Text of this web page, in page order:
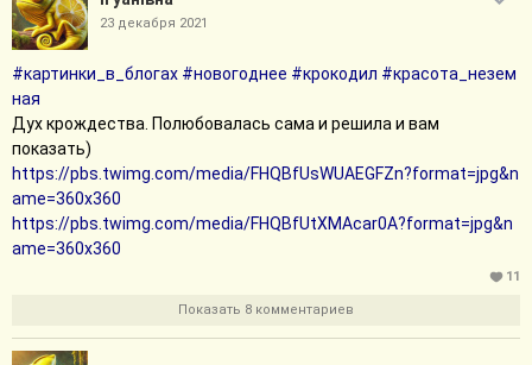
23 декабря 2021
#картинки_в_блогах #новогоднее #крокодил #красота_незем
ная
Дух крождества. Полюбовалась сама и решила и вам
показать)
https://pbs.twimg.com/media/FHQBfUsWUAEGFZn?format=jpg&n
ame=360x360
https://pbs.twimg.com/media/FHQBfUtXMAcar0A?format=jpg&n
ame=360x360
11
Показать 8 комментариев